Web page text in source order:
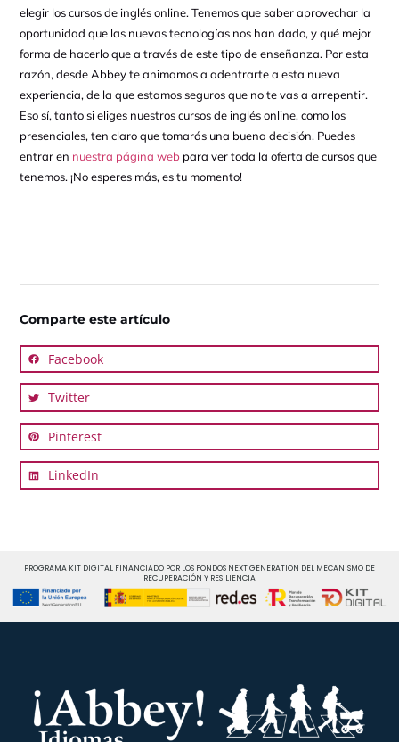
elegir los cursos de inglés online. Tenemos que saber aprovechar la
oportunidad que las nuevas tecnologías nos han dado, y qué mejor
forma de hacerlo que a través de este tipo de enseñanza. Por esta
razón, desde Abbey te animamos a adentrarte a esta nueva
experiencia, de la que estamos seguros que no te vas a arrepentir.
Eso sí, tanto si eliges nuestros cursos de inglés online, como los
presenciales, ten claro que tomarás una buena decisión. Puedes
entrar en nuestra página webpara ver toda la oferta de cursos que
tenemos. ¡No esperes más, es tu momento!
Comparte este artículo
Facebook
Twitter
Pinterest
LinkedIn
PROGRAMA KIT DIGITAL FINANCIADO POR LOS FONDOS NEXT GENERATION DEL MECANISMO DE
RECUPERACIÓN Y RESILIENCIA